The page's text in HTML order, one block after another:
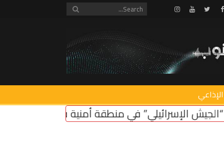
Facebook
Twitter
Youtube
Instagram
في منطقة أمنية في لبنان ضروري لأمن سكان